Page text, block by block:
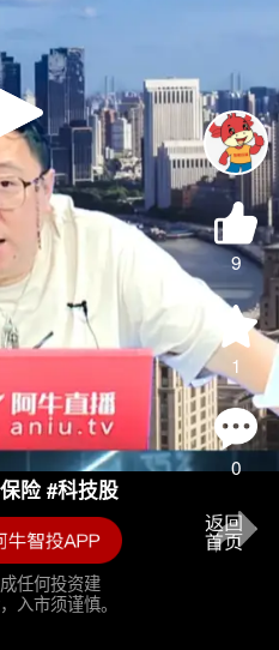
Play
Video
9
1
0
险 #科技股
任何投资建
入市须谨慎。